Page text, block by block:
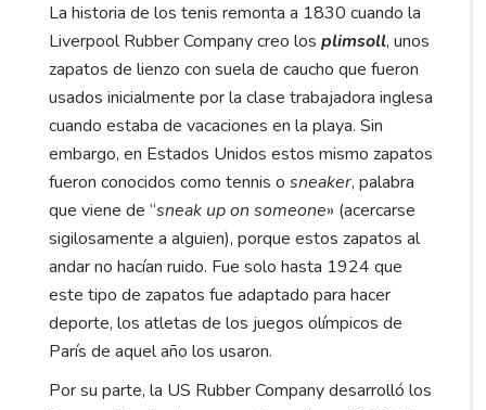
La historia de los tenis remonta a 1830 cuando la
Liverpool Rubber Company creo los plimsoll, unos
zapatos de lienzo con suela de caucho que fueron
usados inicialmente por la clase trabajadora inglesa
cuando estaba de vacaciones en la playa. Sin
embargo, en Estados Unidos estos mismo zapatos
fueron conocidos como tennis o sneaker, palabra
que viene de “sneak up on someone» (acercarse
sigilosamente a alguien), porque estos zapatos al
andar no hacían ruido. Fue solo hasta 1924 que
este tipo de zapatos fue adaptado para hacer
deporte, los atletas de los juegos olímpicos de
París de aquel año los usaron.
Por su parte, la US Rubber Company desarrolló los